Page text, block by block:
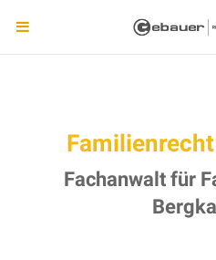
Fachanwalt für